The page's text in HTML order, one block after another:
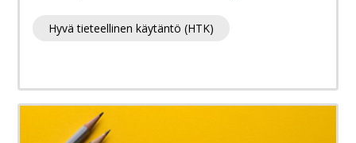
Hyvä tieteellinen käytäntö (HTK)